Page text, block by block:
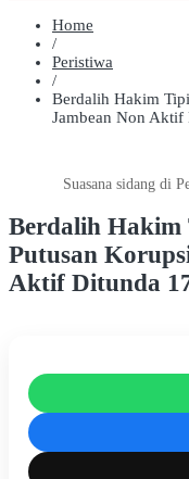
Home
/
Peristiwa
/
Berdalih Hakim
Jambean Non
Suasana sidang di
Berdalih Hakim
Putusan
Aktif Ditunda